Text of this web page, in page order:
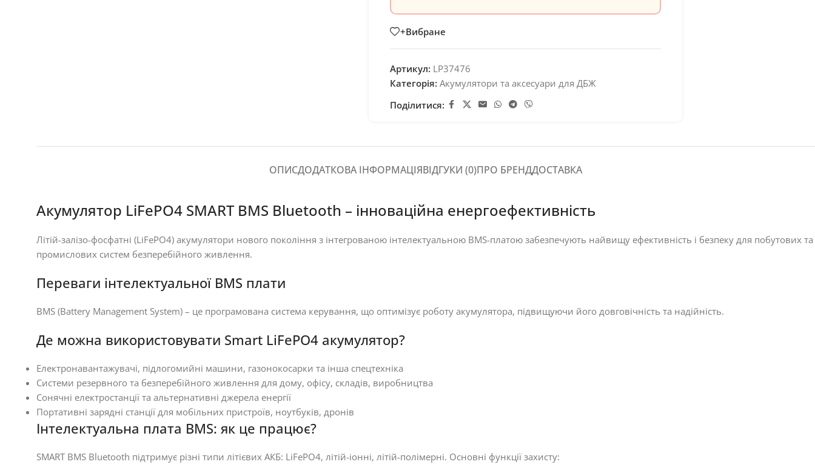
+Вибране
Артикул: LP37476
Категорія: Акумулятори та аксесуари для ДБЖ
Поділитися:
ОПИСДОДАТКОВА ІНФОРМАЦІЯВІДГУКИ (0)ПРО БРЕНДДОСТАВКА
Акумулятор LiFePO4 SMART BMS Bluetooth – інноваційна енергоефективність
Літій-залізо-фосфатні (LiFePO4) акумулятори нового покоління з інтегрованою інтелектуальною BMS-платою забезпечують найвищу ефективність і безпеку для побутових та
промислових систем безперебійного живлення.
Переваги інтелектуальної BMS плати
BMS (Battery Management System) – це програмована система керування, що оптимізує роботу акумулятора, підвищуючи його довговічність та надійність.
Де можна використовувати Smart LiFePO4 акумулятор?
Електронавантажувачі, підлогомийні машини, газонокосарки та інша спецтехніка
Системи резервного та безперебійного живлення для дому, офісу, складів, виробництва
Сонячні електростанції та альтернативні джерела енергії
Портативні зарядні станції для мобільних пристроїв, ноутбуків, дронів
Інтелектуальна плата BMS: як це працює?
SMART BMS Bluetooth підтримує різні типи літієвих АКБ: LiFePO4, літій-іонні, літій-полімерні. Основні функції захисту: